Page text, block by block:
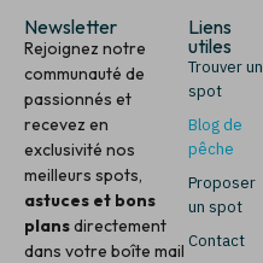
Newsletter
Rejoignez notre
communauté de
passionnés et
recevez en
exclusivité nos
meilleurs spots,
astuces et bons
plansdirectement
dans votre boîte mail
Liens
utiles
Trouver un
spot
Blog de
pêche
Proposer
un spot
Contact